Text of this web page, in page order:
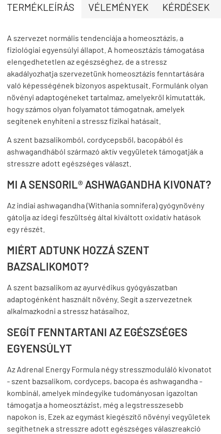
TERMÉKLEÍRÁS VÉLEMÉNYEK KÉRDÉSEK
A szervezet normális tendenciája a homeosztázis, a
fiziológiai egyensúlyi állapot. A homeosztázis támogatása
elengedhetetlen az egészséghez, de a stressz
akadályozhatja szervezetünk homeosztázis fenntartására
való képességének bizonyos aspektusait. Formulánk olyan
növényi adaptogéneket tartalmaz, amelyekről kimutatták,
hogy számos olyan folyamatot támogatnak, amelyek
segítenek enyhíteni a stressz fizikai hatásait.
A szent bazsalikomból, cordycepsből, bacopából és
ashwagandhából származó aktív vegyületek támogatják a
stresszre adott egészséges választ.
MI A SENSORIL® ASHWAGANDHA KIVONAT?
Az indiai ashwagandha (Withania somnifera) gyógynövény
gátolja az idegi feszültség által kiváltott oxidatív hatások
egy részét.
MIÉRT ADTUNK HOZZÁ SZENT
BAZSALIKOMOT?
A szent bazsalikom az ayurvédikus gyógyászatban
adaptogénként használt növény. Segít a szervezetnek
alkalmazkodni a stressz hatásaihoz.
SEGÍT FENNTARTANI AZ EGÉSZSÉGES
EGYENSÚLYT
Az Adrenal Energy Formula négy stresszmoduláló kivonatot
- szent bazsalikom, cordyceps, bacopa és ashwagandha -
kombinál, amelyek mindegyike tudományosan igazoltan
támogatja a homeosztázist, még a legstresszesebb
napokon is. Ezek az egymást kiegészítő növényi vegyületek
segíthetnek a stresszre adott egészséges válaszreakció